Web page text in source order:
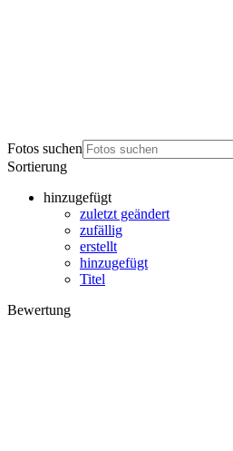
Fotos suchen
Sortierung
hinzugefügt
zuletzt geändert
zufällig
erstellt
hinzugefügt
Titel
Bewertung